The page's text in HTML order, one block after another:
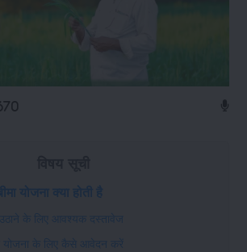
योजना क्या होती है
के लिए आवश्यक दस्तावेज
योजना के लिए कैसे आवेदन करें